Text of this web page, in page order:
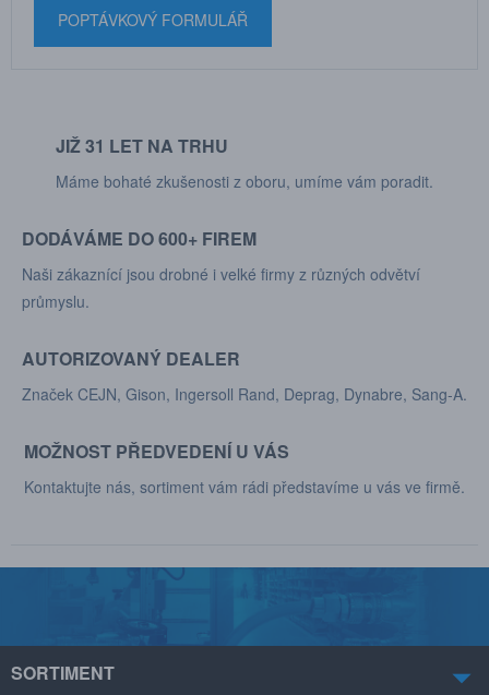
POPTÁVKOVÝ FORMULÁŘ
JIŽ 31 LET NA TRHU
Máme bohaté zkušenosti z oboru, umíme vám poradit.
DODÁVÁME DO 600+ FIREM
Naši zákaznící jsou drobné i velké firmy z různých odvětví
průmyslu.
AUTORIZOVANÝ DEALER
Značek CEJN, Gison, Ingersoll Rand, Deprag, Dynabre, Sang-A.
MOŽNOST PŘEDVEDENÍ U VÁS
Kontaktujte nás, sortiment vám rádi představíme u vás ve firmě.
SORTIMENT